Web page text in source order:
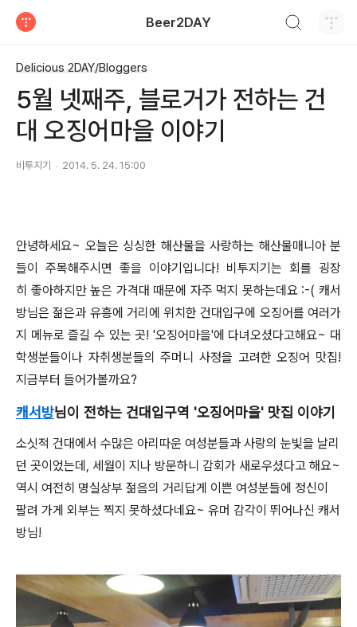
Beer2DAY
Delicious 2DAY/Bloggers
5월 넷째주, 블로거가 전하는 건
대 오징어마을 이야기
비투지기 2014. 5. 24. 15:00
안녕하세요~ 오늘은 싱싱한 해산물을 사랑하는 해산물매니아 분
들이 주목해주시면 좋을 이야기입니다! 비투지기는 회를 굉장
히 좋아하지만 높은 가격대 때문에 자주 먹지 못하는데요 :-( 캐서
방님은 젊은과 유흥에 거리에 위치한 건대입구에 오징어를 여러가
지 메뉴로 즐길 수 있는 곳! '오징어마을'에 다녀오셨다고해요~ 대
학생분들이나 자취생분들의 주머니 사정을 고려한 오징어 맛집!
지금부터 들어가볼까요?
캐서방님이 전하는 건대입구역 '오징어마을' 맛집 이야기
소싯적 건대에서 수많은 아리따운 여성분들과 사랑의 눈빛을 날리
던 곳이었는데, 세월이 지나 방문하니 감회가 새로우셨다고 해요~
역시 여전히 명실상부 젊음의 거리답게 이쁜 여성분들에 정신이
팔려 가게 외부는 찍지 못하셨다네요~ 유머 감각이 뛰어나신 캐서
방님!